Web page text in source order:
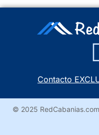
Contacto
© 2025